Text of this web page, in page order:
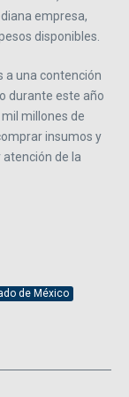
empresa,
disponibles.
a una contención
durante este año
millones de
insumos y
de la
de México